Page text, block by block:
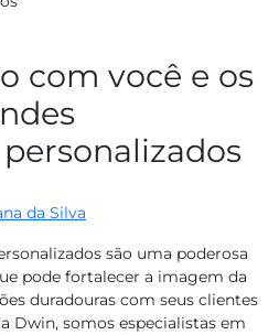
com você e os
da Silva
são uma poderosa
pode fortalecer a imagem da
duradouras com seus clientes
Dwin, somos especialistas em